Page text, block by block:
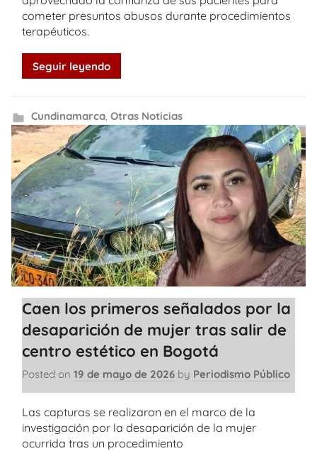
cometer presuntos abusos durante procedimientos
terapéuticos.
Seguir leyendo
Cundinamarca, Otras Noticias
Caen los primeros señalados por la
desaparición de mujer tras salir de
centro estético en Bogotá
Posted on 19 de mayo de 2026 by Periodismo Público
Las capturas se realizaron en el marco de la
investigación por la desaparición de la mujer
ocurrida tras un procedimiento